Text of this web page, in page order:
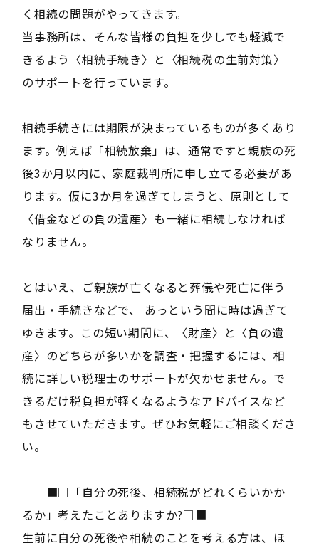
く相続の問題がやってきます。
当事務所は、そんな皆様の負担を少しでも軽減で
きるよう〈相続手続き〉と〈相続税の生前対策〉
のサポートを行っています。
相続手続きには期限が決まっているものが多くあり
ます。例えば「相続放棄」は、通常ですと親族の死
後3か月以内に、家庭裁判所に申し立てる必要があ
ります。仮に3か月を過ぎてしまうと、原則として
〈借金などの負の遺産〉も一緒に相続しなければ
なりません。
とはいえ、ご親族が亡くなると葬儀や死亡に伴う
届出・手続きなどで、 あっという間に時は過ぎて
ゆきます。この短い期間に、〈財産〉と〈負の遺
産〉のどちらが多いかを調査・把握するには、相
続に詳しい税理士のサポートが欠かせません。で
きるだけ税負担が軽くなるようなアドバイスなど
もさせていただきます。ぜひお気軽にご相談くださ
い。
──■□「自分の死後、相続税がどれくらいかか
るか」考えたことありますか?□■──
生前に自分の死後や相続のことを考える方は、ほ